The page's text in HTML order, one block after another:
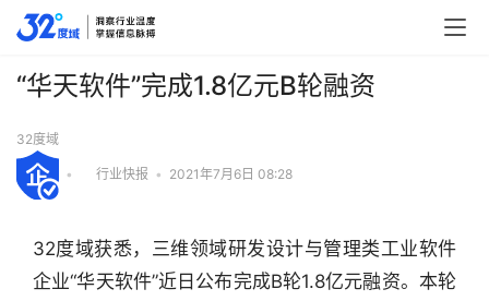
“华天软件”完成1.8亿元B轮融资
32度域
• 行业快报 • 2021年7月6日 08:28
32度域获悉，三维领域研发设计与管理类工业软件
企业“华天软件”近日公布完成B轮1.8亿元融资。本轮